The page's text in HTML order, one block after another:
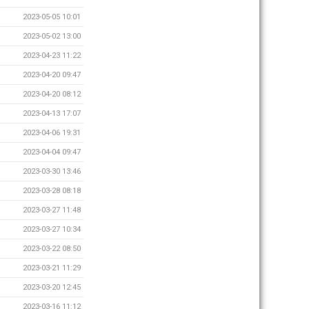
2023-05-05 10:01
2023-05-02 13:00
2023-04-23 11:22
2023-04-20 09:47
2023-04-20 08:12
2023-04-13 17:07
2023-04-06 19:31
2023-04-04 09:47
2023-03-30 13:46
2023-03-28 08:18
2023-03-27 11:48
2023-03-27 10:34
2023-03-22 08:50
2023-03-21 11:29
2023-03-20 12:45
2023-03-16 11:12